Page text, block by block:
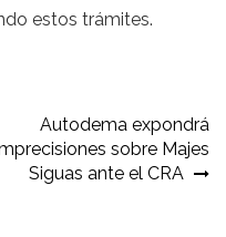
estos trámites.
Autodema expondrá
sobre Majes
Siguas ante el CRA